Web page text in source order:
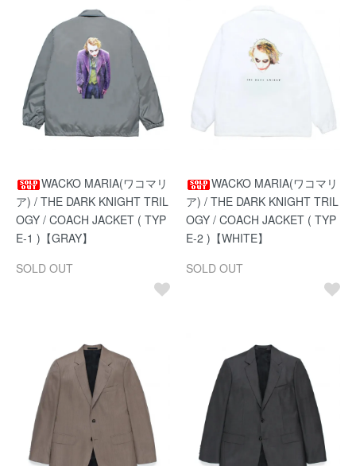
WACKO MARIA(ワコマリ
ア) / THE DARK KNIGHT TRIL
OGY / COACH JACKET ( TYP
E-1 )【GRAY】
SOLD OUT
WACKO MARIA(ワコマリ
ア) / THE DARK KNIGHT TRIL
OGY / COACH JACKET ( TYP
E-2 )【WHITE】
SOLD OUT